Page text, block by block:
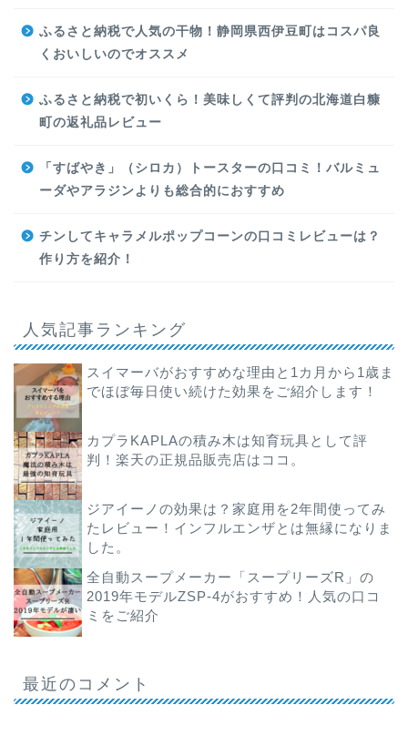
ふるさと納税で人気の干物！静岡県西伊豆町はコスパ良
くおいしいのでオススメ
ふるさと納税で初いくら！美味しくて評判の北海道白糠
町の返礼品レビュー
「すばやき」（シロカ）トースターの口コミ！バルミュ
ーダやアラジンよりも総合的におすすめ
チンしてキャラメルポップコーンの口コミレビューは？
作り方を紹介！
人気記事ランキング
スイマーバがおすすめな理由と1カ月から1歳ま
でほぼ毎日使い続けた効果をご紹介します！
カプラKAPLAの積み木は知育玩具として評
判！楽天の正規品販売店はココ。
ジアイーノの効果は？家庭用を2年間使ってみ
たレビュー！インフルエンザとは無縁になりま
した。
全自動スープメーカー「スープリーズR」の
2019年モデルZSP-4がおすすめ！人気の口コ
ミをご紹介
最近のコメント